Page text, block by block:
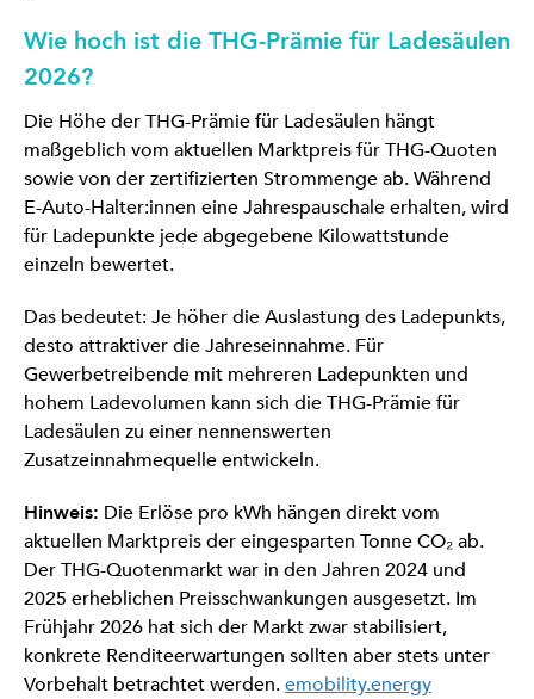
Wie hoch ist die THG-Prämie für Ladesäulen
2026?
Die Höhe der THG-Prämie für Ladesäulen hängt
maßgeblich vom aktuellen Marktpreis für THG-Quoten
sowie von der zertifizierten Strommenge ab. Während
E-Auto-Halter:innen eine Jahrespauschale erhalten, wird
für Ladepunkte jede abgegebene Kilowattstunde
einzeln bewertet.
Das bedeutet: Je höher die Auslastung des Ladepunkts,
desto attraktiver die Jahreseinnahme. Für
Gewerbetreibende mit mehreren Ladepunkten und
hohem Ladevolumen kann sich die THG-Prämie für
Ladesäulen zu einer nennenswerten
Zusatzeinnahmequelle entwickeln.
Hinweis: Die Erlöse pro kWh hängen direkt vom
aktuellen Marktpreis der eingesparten Tonne CO₂ ab.
Der THG-Quotenmarkt war in den Jahren 2024 und
2025 erheblichen Preisschwankungen ausgesetzt. Im
Frühjahr 2026 hat sich der Markt zwar stabilisiert,
konkrete Renditeerwartungen sollten aber stets unter
Vorbehalt betrachtet werden.emobility.energy